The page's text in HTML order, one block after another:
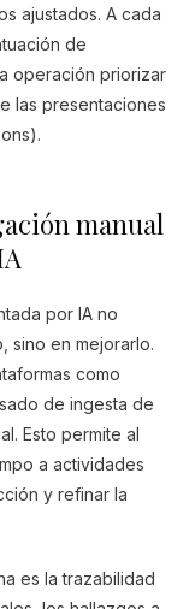
ajustados. A cada
de
operación priorizar
las presentaciones
manual
por IA no
sino en mejorarlo.
como
de ingesta de
Esto permite al
a actividades
y refinar la
es la trazabilidad